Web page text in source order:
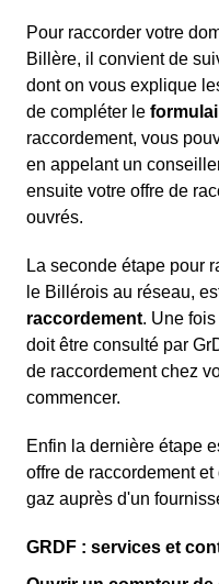
Pour raccorder votre
Billère, il convient de
dont on vous explique
de compléter le
raccordement, vous
en appelant un
ensuite votre offre de
ouvrés.
La seconde étape pour
le Billérois au réseau,
raccordement. Une
doit être consulté par
de raccordement chez
commencer.
Enfin la dernière étape
offre de raccordement
gaz auprès d'un
GRDF : services et